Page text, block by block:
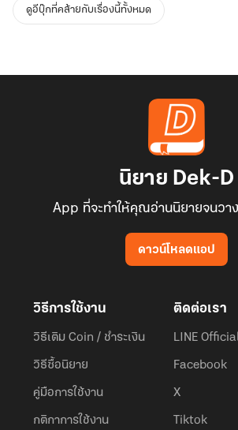
ดูอีบุ๊กที่คล้ายกับเรื่องนี้ทั้งหมด
นิยาย Dek-D
App ที่จะทำให้คุณอ่านนิยายจนวา
ดาวน์โหลดแอป
วิธีการใช้งาน
วิธีเติม Coin / ชำระเงิน
วิธีซื้อนิยาย
คู่มือการใช้งาน
กติกาการใช้งาน
ติดต่อเรา
LINE
Facebook
X
Tiktok